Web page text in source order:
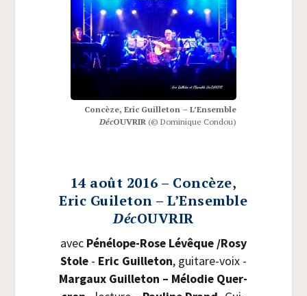
Concèze, Eric Guille­ton – L’Ensemble
DécOUVRIR (© Domi­nique Condou)
14 août 2016 – Concèze,
Eric Guileton – L’Ensemble
DécOUVRIR
avec Péné­lope-Rose Lévêque /​Rosy
Stole - Eric Guille­ton, gui­tare-voix -
Mar­gaux Guille­ton – Mélo­die Quer­